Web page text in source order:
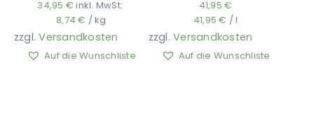
34,95 € inkl. MwSt.
8,74€ /kg
zzgl.Versandkosten
Auf die Wunschliste
41,95€
41,95€ /l
zzgl.Versandkosten
Auf die Wunschliste